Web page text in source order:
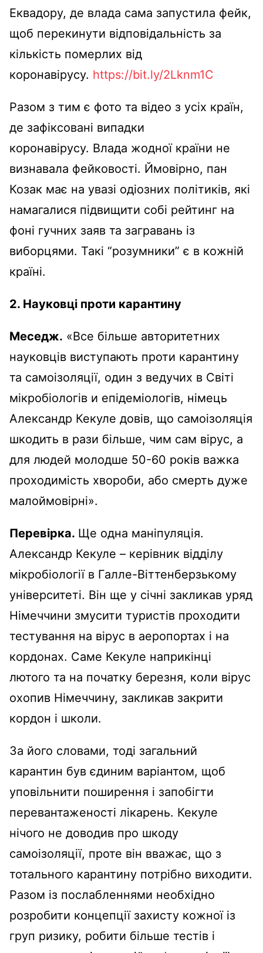
Еквадору, де влада сама запустила фейк,
щоб перекинути відповідальність за
кількість померлих від
коронавірусу. https://bit.ly/2Lknm1C
Разом з тим є фото та відео з усіх країн,
де зафіксовані випадки
коронавірусу. Влада жодної країни не
визнавала фейковості. Ймовірно, пан
Козак має на увазі одіозних політиків, які
намагалися підвищити собі рейтинг на
фоні гучних заяв та загравань із
виборцями. Такі “розумники” є в кожній
країні.
2. Науковці проти карантину
Меседж. «Все більше авторитетних
науковців виступають проти карантину
та самоізоляції, один з ведучих в Світі
мікробіологів и епідеміологів, німець
Александр Кекуле довів, що самоізоляція
шкодить в рази більше, чим сам вірус, а
для людей молодше 50-60 років важка
проходимість хвороби, або смерть дуже
малоймовірні».
Перевірка. Ще одна маніпуляція.
Александр Кекуле – керівник відділу
мікробіології в Галле-Віттенберзькому
університеті. Він ще у січні закликав уряд
Німеччини змусити туристів проходити
тестування на вірус в аеропортах і на
кордонах. Саме Кекуле наприкінці
лютого та на початку березня, коли вірус
охопив Німеччину, закликав закрити
кордон і школи.
За його словами, тоді загальний
карантин був єдиним варіантом, щоб
уповільнити поширення і запобігти
перевантаженості лікарень. Кекуле
нічого не доводив про шкоду
самоізоляції, проте він вважає, що з
тотального карантину потрібно виходити.
Разом із послабленнями необхідно
розробити концепції захисту кожної із
груп ризику, робити більше тестів і